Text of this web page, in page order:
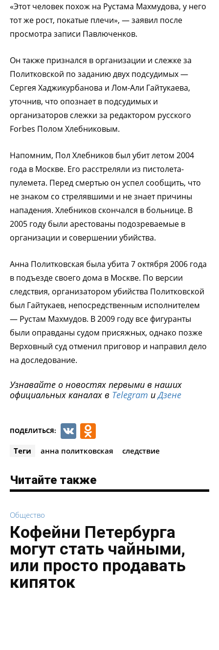
«Этот человек похож на Рустама Махмудова, у него
тот же рост, покатые плечи», — заявил после
просмотра записи Павлюченков.
Он также признался в организации и слежке за
Политковской по заданию двух подсудимых —
Сергея Хаджикурбанова и Лом-Али Гайтукаева,
уточнив, что опознает в подсудимых и
организаторов слежки за редактором русского
Forbes Полом Хлебниковым.
Напомним, Пол Хлебников был убит летом 2004
года в Москве. Его расстреляли из пистолета-
пулемета. Перед смертью он успел сообщить, что
не знаком со стрелявшими и не знает причины
нападения. Хлебников скончался в больнице. В
2005 году были арестованы подозреваемые в
организации и совершении убийства.
Анна Политковская была убита 7 октября 2006 года
в подъезде своего дома в Москве. По версии
следствия, организатором убийства Политковской
был Гайтукаев, непосредственным исполнителем
— Рустам Махмудов. В 2009 году все фигуранты
были оправданы судом присяжных, однако позже
Верховный суд отменил приговор и направил дело
на доследование.
Узнавайте о новостях первыми в наших
официальных каналах в Telegram иДзене
ПОДЕЛИТЬСЯ: VK
Теги анна политковская следствие
Читайте также
Общество
Кофейни Петербурга
могут стать чайными,
или просто продавать
кипяток